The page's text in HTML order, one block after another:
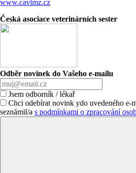
www.cavlmz.cz
Česká asociace veterinárních sester
Odběr novinek do Vašeho e-mailu
Jsem odborník / lékař
Chci odebírat novink ydo uvedeného e-
seznámil/a s podmínkami o zpracování